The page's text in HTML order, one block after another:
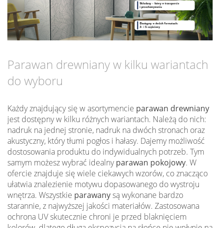
Parawan drewniany w kilku wariantach
do wyboru
Każdy znajdujący się w asortymencie parawan drewniany
jest dostępny w kilku różnych wariantach. Należą do nich:
nadruk na jednej stronie, nadruk na dwóch stronach oraz
akustyczny, który tłumi pogłos i hałasy. Dajemy możliwość
dostosowania produktu do indywidualnych potrzeb. Tym
samym możesz wybrać idealnyparawan pokojowy. W
ofercie znajduje się wiele ciekawych wzorów, co znacząco
ułatwia znalezienie motywu dopasowanego do wystroju
wnętrza. Wszystkie parawanysą wykonane bardzo
starannie, z najwyższej jakości materiałów. Zastosowana
ochrona UV skutecznie chroni je przed blaknięciem